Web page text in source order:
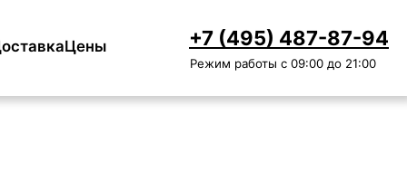
Цены +7 (495) 487-87-94
Режим работы с 09:00 до 21:00